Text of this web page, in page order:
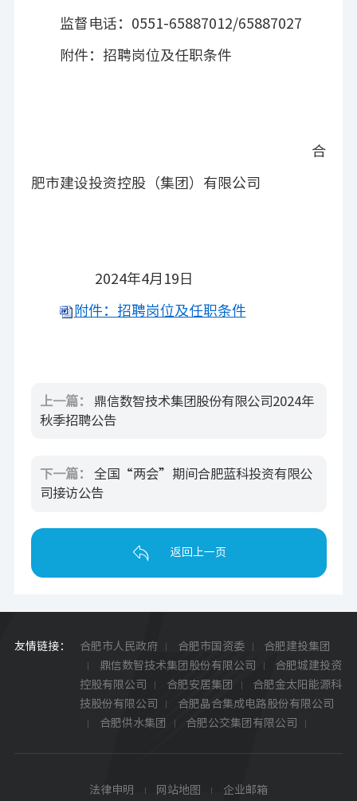
监督电话： 0551-65887012/65887027
附件：招聘岗位及任职条件
合
肥市建设投资控股（集团）有限公司
2024年4月19日
附件：招聘岗位及任职条件
上一篇：
鼎信数智技术集团股份有限公司2024年
秋季招聘公告
下一篇：
全国“两会”期间合肥蓝科投资有限公
司接访公告
返回上一页
友情链接： 合肥市人民政府 合肥市国资委
合肥建投集团
鼎信数智技术集团股份有限公司
合肥城建投资
控股有限公司
合肥安居集团
合肥金太阳能源科
技股份有限公司
合肥晶合集成电路股份有限公司
合肥供水集团
合肥公交集团有限公司
法律申明 网站地图 企业邮箱